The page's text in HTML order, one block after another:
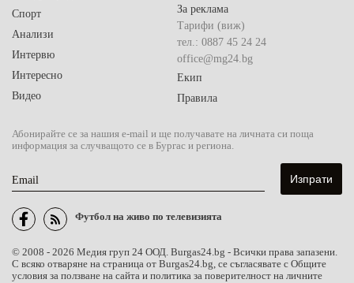
Спорт
Анализи
Интервю
Интересно
Видео
За реклама
Тарифи (виж)
тел.: 0887 45 24 24
office@mg24.bg
Екип
Правила
Абонирайте се за нашия e-mail и ще получавате на личната си поща
информация за случващото се в Бургас и региона.
Email
Футбол на живо по телевизията
© 2008 - 2026 Медия груп 24 ООД. Burgas24.bg - Всички права запазени.
С всяко отваряне на страница от Burgas24.bg, се съгласявате с Общите
условия за ползване на сайта и политика за поверителност на личните